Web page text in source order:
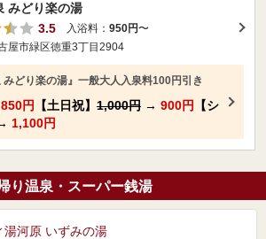
みどり楽の湯
3.5
入浴料： 950円〜
屋市緑区徳重3丁目2904
みどり楽の湯』一般大人入泉料100円引き
850円 【土日祝】 1,000円 → 900円
【シ
1,100円
り温泉・スーパー銭湯
湯河原 いずみの湯